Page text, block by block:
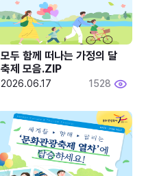
모두 함께 떠나는 가정의 달
축제 모음.ZIP
2026.06.17 1528